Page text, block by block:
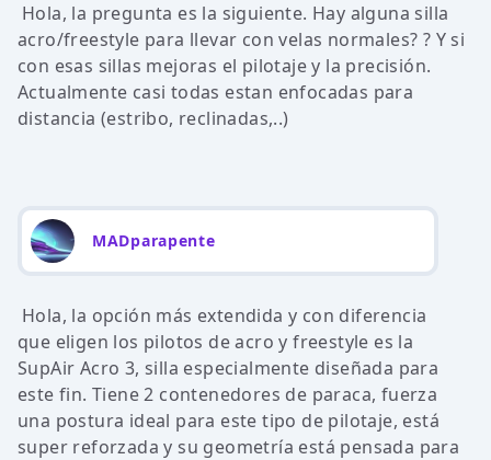
Hola, la pregunta es la siguiente. Hay alguna silla
acro/freestyle para llevar con velas normales? ? Y si
con esas sillas mejoras el pilotaje y la precisión.
Actualmente casi todas estan enfocadas para
distancia (estribo, reclinadas,..)
MADparapente
Hola, la opción más extendida y con diferencia
que eligen los pilotos de acro y freestyle es la
SupAir Acro 3, silla especialmente diseñada para
este fin. Tiene 2 contenedores de paraca, fuerza
una postura ideal para este tipo de pilotaje, está
super reforzada y su geometría está pensada para